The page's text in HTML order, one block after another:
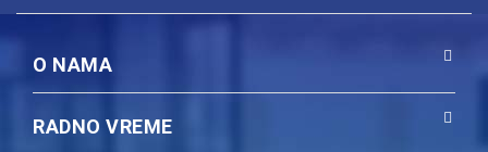
O NAMA
RADNO VREME